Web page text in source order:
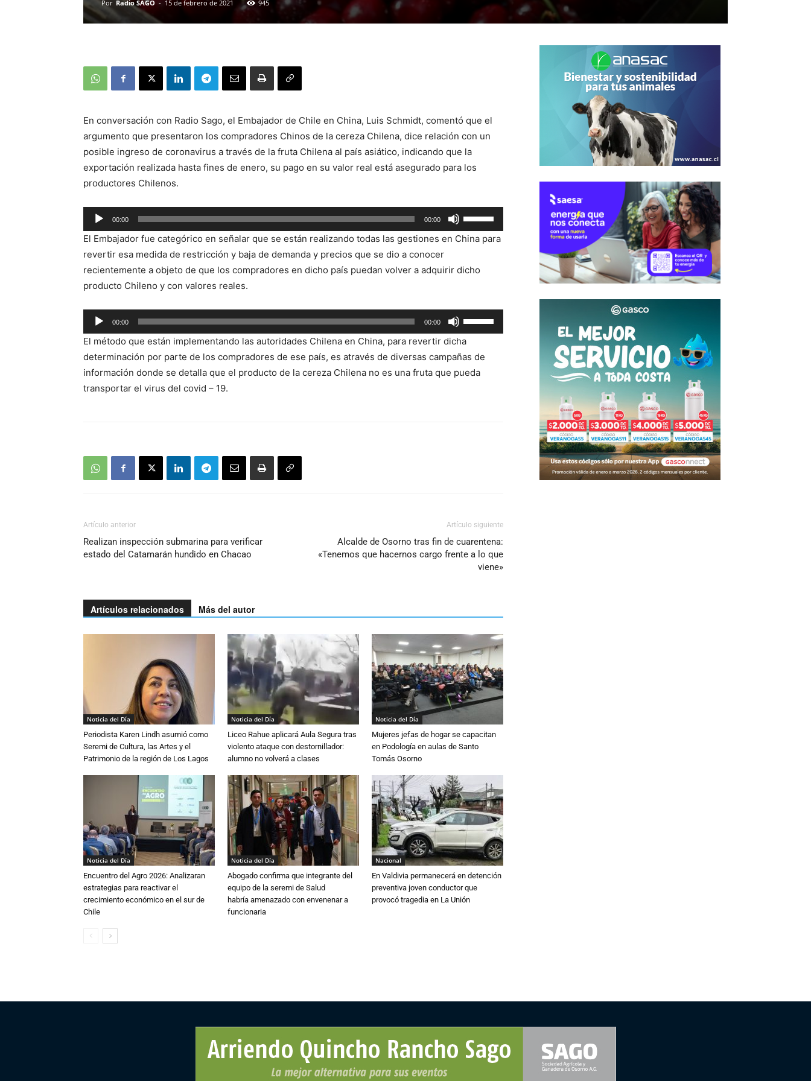
Por Radio SAGO - 15 de febrero de 2021 945
En conversación con Radio Sago, el Embajador de Chile en China, Luis Schmidt, comentó que el
argumento que presentaron los compradores Chinos de la cereza Chilena, dice relación con un
posible ingreso de coronavirus a través de la fruta Chilena al país asiático, indicando que la
exportación realizada hasta fines de enero, su pago en su valor real está asegurado para los
productores Chilenos.
Reproductor
de
audio
00:00 00:00
las
teclas
flecha
para
aumentar
o
disminuir
el
El Embajador fue categórico en señalar que se están realizando todas las gestiones en China para
revertir esa medida de restricción y baja de demanda y precios que se dio a conocer
recientemente a objeto de que los compradores en dicho país puedan volver a adquirir dicho
producto Chileno y con valores reales.
Reproductor
de
audio
00:00 00:00
las
teclas
de
flecha
El método que están implementando las autoridades Chilena en China, para revertir dicha
determinación por parte de los compradores de ese país, es através de diversas campañas de
información donde se detalla que el producto de la cereza Chilena no es una fruta que pueda
transportar el virus del covid – 19.
Artículo anterior
Realizan inspección submarina para verificar
estado del Catamarán hundido en Chacao
Artículo siguiente
Alcalde de Osorno tras fin de cuarentena:
«Tenemos que hacernos cargo frente a lo que
viene»
Artículos relacionados Más del autor
Noticia del Día
Periodista Karen Lindh asumió como
Seremi de Cultura, las Artes y el
Patrimonio de la región de Los Lagos
Noticia del Día
Liceo Rahue aplicará Aula Segura tras
violento ataque con destornillador:
alumno no volverá a clases
Noticia del Día
Mujeres jefas de hogar se capacitan
en Podología en aulas de Santo
Tomás Osorno
Noticia del Día
Encuentro del Agro 2026: Analizaran
estrategias para reactivar el
crecimiento económico en el sur de
Chile
Noticia del Día
Abogado confirma que integrante del
equipo de la seremi de Salud
habría amenazado con envenenar a
funcionaria
Nacional
En Valdivia permanecerá en detención
preventiva joven conductor que
provocó tragedia en La Unión